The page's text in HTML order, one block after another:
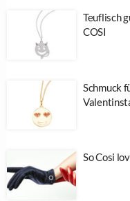
Teuflisch
COSI
Schmuck
So Cosi